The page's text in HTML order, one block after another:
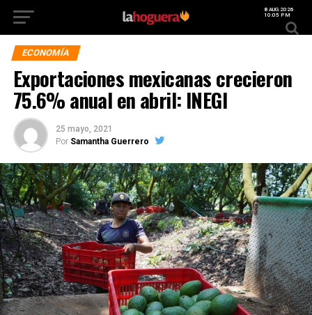
8 AUG 2026
10:05 PM
ECONOMÍA
Exportaciones mexicanas crecieron
75.6% anual en abril: INEGI
25 mayo, 2021
Por Samantha Guerrero